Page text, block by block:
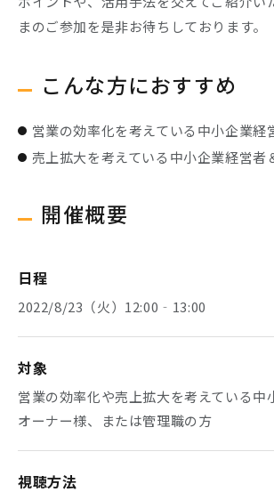
まのご参加を是非お待ちしております。
こんな方におすすめ
営業の効率化を考えている中小企業経
売上拡大を考えている中小企業経営者
開催概要
日程
2022/8/23（火）12:00‐13:00
対象
営業の効率化や売上拡大を考えている中
オーナー様、または管理職の方
視聴方法